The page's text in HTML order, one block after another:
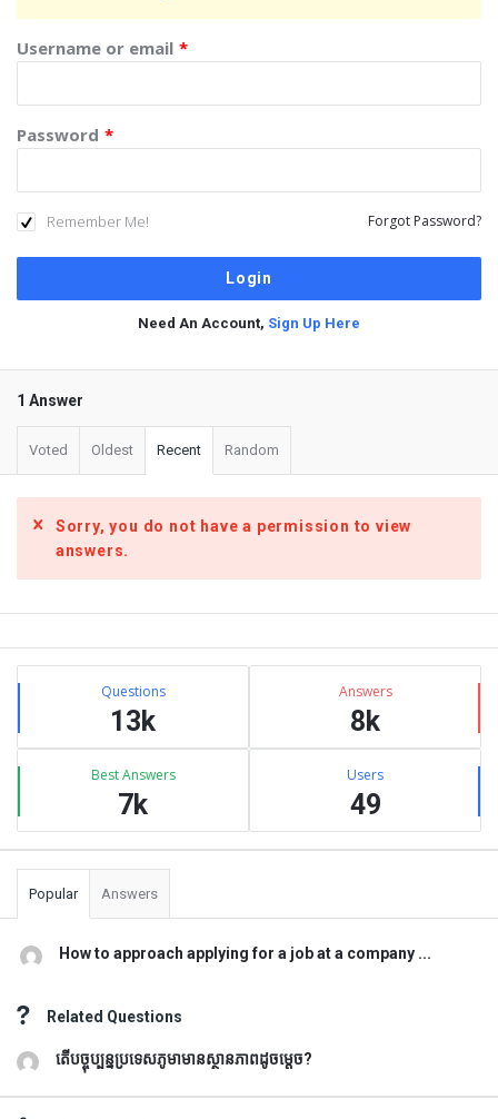
Username or email *
Password *
Remember Me! Forgot Password?
Need An Account, Sign Up Here
1 Answer
Voted Oldest Recent Random
Sorry, you do not have a permission to view
answers.
Sidebar
Stats Questions
13k
Answers
8k
Best Answers
7k
Users
49
Popular Answers
How to approach applying for a job at a company ...
Related Questions
តើបច្ចុប្បន្នប្រទេសភូមាមានស្ថានភាពដូចម្តេច?